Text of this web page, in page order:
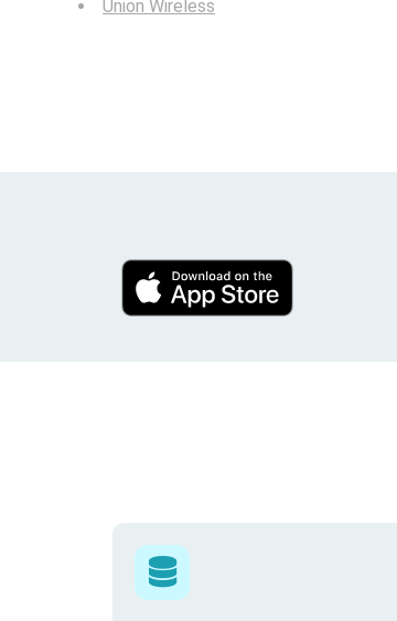
Union Wireless